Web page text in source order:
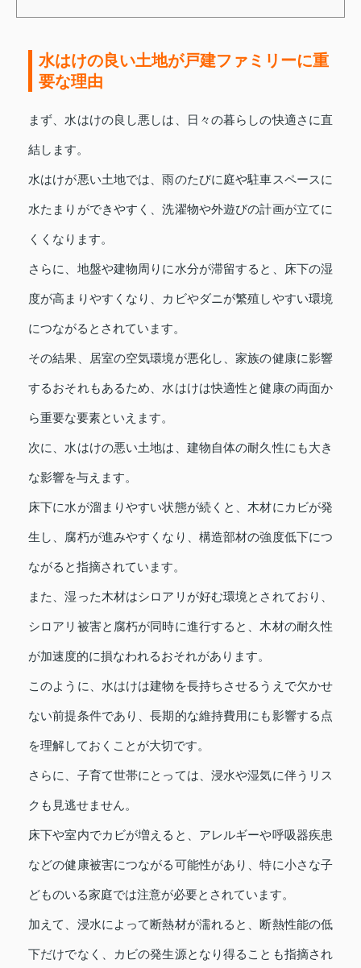
水はけの良い土地が戸建ファミリーに重
要な理由
まず、水はけの良し悪しは、日々の暮らしの快適さに直
結します。
水はけが悪い土地では、雨のたびに庭や駐車スペースに
水たまりができやすく、洗濯物や外遊びの計画が立てに
くくなります。
さらに、地盤や建物周りに水分が滞留すると、床下の湿
度が高まりやすくなり、カビやダニが繁殖しやすい環境
につながるとされています。
その結果、居室の空気環境が悪化し、家族の健康に影響
するおそれもあるため、水はけは快適性と健康の両面か
ら重要な要素といえます。
次に、水はけの悪い土地は、建物自体の耐久性にも大き
な影響を与えます。
床下に水が溜まりやすい状態が続くと、木材にカビが発
生し、腐朽が進みやすくなり、構造部材の強度低下につ
ながると指摘されています。
また、湿った木材はシロアリが好む環境とされており、
シロアリ被害と腐朽が同時に進行すると、木材の耐久性
が加速度的に損なわれるおそれがあります。
このように、水はけは建物を長持ちさせるうえで欠かせ
ない前提条件であり、長期的な維持費用にも影響する点
を理解しておくことが大切です。
さらに、子育て世帯にとっては、浸水や湿気に伴うリス
クも見逃せません。
床下や室内でカビが増えると、アレルギーや呼吸器疾患
などの健康被害につながる可能性があり、特に小さな子
どものいる家庭では注意が必要とされています。
加えて、浸水によって断熱材が濡れると、断熱性能の低
下だけでなく、カビの発生源となり得ることも指摘され